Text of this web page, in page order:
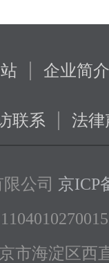
| 企业简介
联系 | 法律
公司 京ICP
市海淀区西